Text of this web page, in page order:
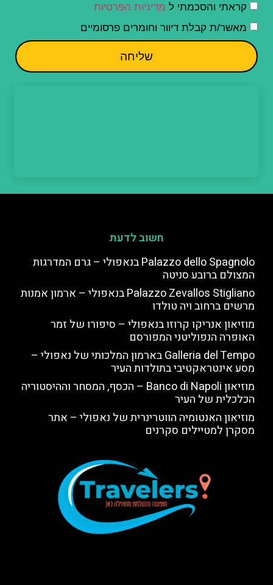
קראתי והסכמתי ל מדיניות הפרטיות
מאשר/ת קבלת דיוור וחומרים פרסומיים
שליחה
חשוב לדעת
Palazzo dello Spagnolo בנאפולי – גרם המדרגות
המצולם ברובע סניטה
Palazzo Zevallos Stigliano בנאפולי – ארמון אמנות
מרשים ברחוב ויה טולדו
מוזיאון אנריקו קרוזו בנאפולי – סיפורו של זמר
האופרה הנפוליטני המפורסם
Galleria del Tempo בארמון המלכותי של נאפולי –
מסע אינטראקטיבי בתולדות העיר
מוזיאון Banco di Napoli – הכסף, המסחר וההיסטוריה
הכלכלית של העיר
מוזיאון האנטומיה הווטרינרית של נאפולי – אתר
מסקרן למטיילים סקרנים